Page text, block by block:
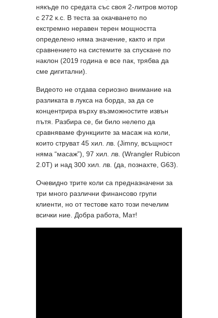
някъде по средата със своя 2-литров мотор
с 272 к.с. В теста за окачването по
екстремно неравен терен мощността
определено няма значение, както и при
сравнението на системите за спускане по
наклон (2019 година е все пак, трябва да
сме дигитални).
Видеото не отдава сериозно внимание на
разликата в лукса на борда, за да се
концентрира върху възможностите извън
пътя. Разбира се, би било нелепо да
сравняваме функциите за масаж на коли,
които струват 45 хил. лв. (Jimny, всъщност
няма “масаж”), 97 хил. лв. (Wrangler Rubicon
2.0T) и над 300 хил. лв. (да, познахте, G63).
Очевидно трите коли са предназначени за
три много различни финансово групи
клиенти, но от тестове като този печелим
всички ние. Добра работа, Мат!